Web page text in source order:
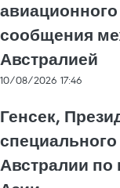
авиационного
сообщения
Австралией
10/08/2026 17:46
Генсек,
Австралии